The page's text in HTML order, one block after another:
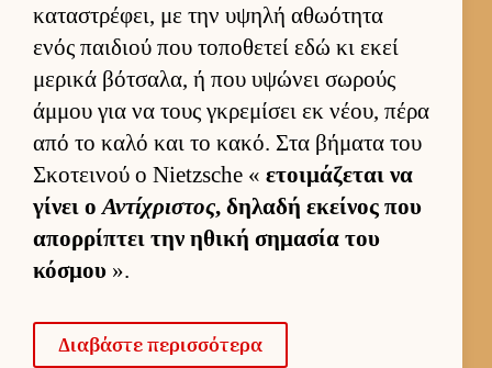
καταστρέφει, με την υψηλή αθωότητα
ενός παι­διού που τοποθετεί εδώ κι εκεί
μερικά βότσαλα, ή που υψώνει σωρούς
άμ­μου για να τους γκρεμίσει εκ νέου, πέρα
από το καλό και το κακό. Στα βήματα του
Σκοτει­νού ο Nietzsche « ετοι­μάζεται να
γίνει οΑντίχριστος, δηλαδή εκεί­νος που
απορ­ρίπτει την ηθική σημασία του
κόσμου ».
Δια­βάστε περισ­σότερα